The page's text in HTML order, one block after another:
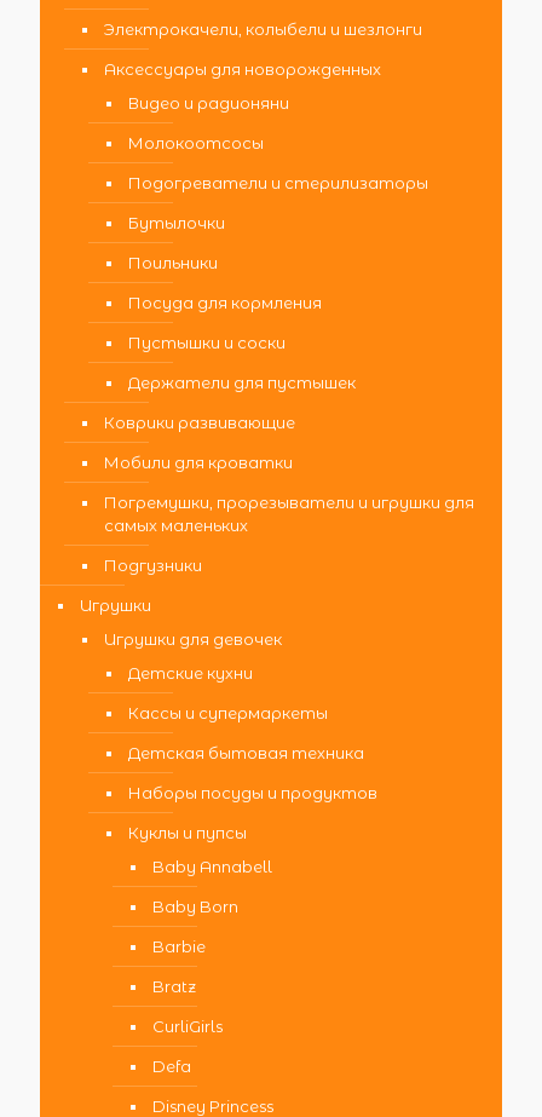
Электрокачели, колыбели и шезлонги
Аксессуары для новорожденных
Видео и радионяни
Молокоотсосы
Подогреватели и стерилизаторы
Бутылочки
Поильники
Посуда для кормления
Пустышки и соски
Держатели для пустышек
Коврики развивающие
Мобили для кроватки
Погремушки, прорезыватели и игрушки для
самых маленьких
Подгузники
Игрушки
Игрушки для девочек
Детские кухни
Кассы и супермаркеты
Детская бытовая техника
Наборы посуды и продуктов
Куклы и пупсы
Baby Annabell
Baby Born
Barbie
Bratz
CurliGirls
Defa
Disney Princess